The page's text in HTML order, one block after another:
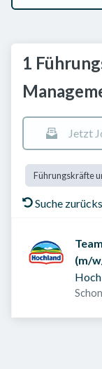
1
Jetzt
Führungskräfte
Suche
(m/